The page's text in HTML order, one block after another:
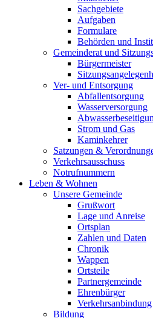
Sachgebiete
Aufgaben
Formulare
Behörden und
Gemeinderat und
Bürgermeister
Ver- und Entsorgung
Abfallentsorgung
Wasserversorgung
Strom und Gas
Kaminkehrer
Satzungen &
Verkehrsausschuss
Notrufnummern
Leben & Wohnen
Unsere Gemeinde
Grußwort
Lage und Anreise
Ortsplan
Zahlen und Daten
Chronik
Wappen
Ortsteile
Partnergemeinde
Ehrenbürger
Verkehrsanbindung
Bildung